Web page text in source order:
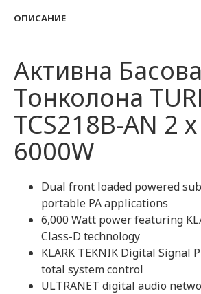
ОПИСАНИЕ
Активна Басова
Тонколона
TCS218B-AN 2
6000W
Dual front loaded powered
portable PA applications
6,000 Watt power featuring
Class-D technology
KLARK TEKNIK Digital Signal
total system control
ULTRANET digital audio